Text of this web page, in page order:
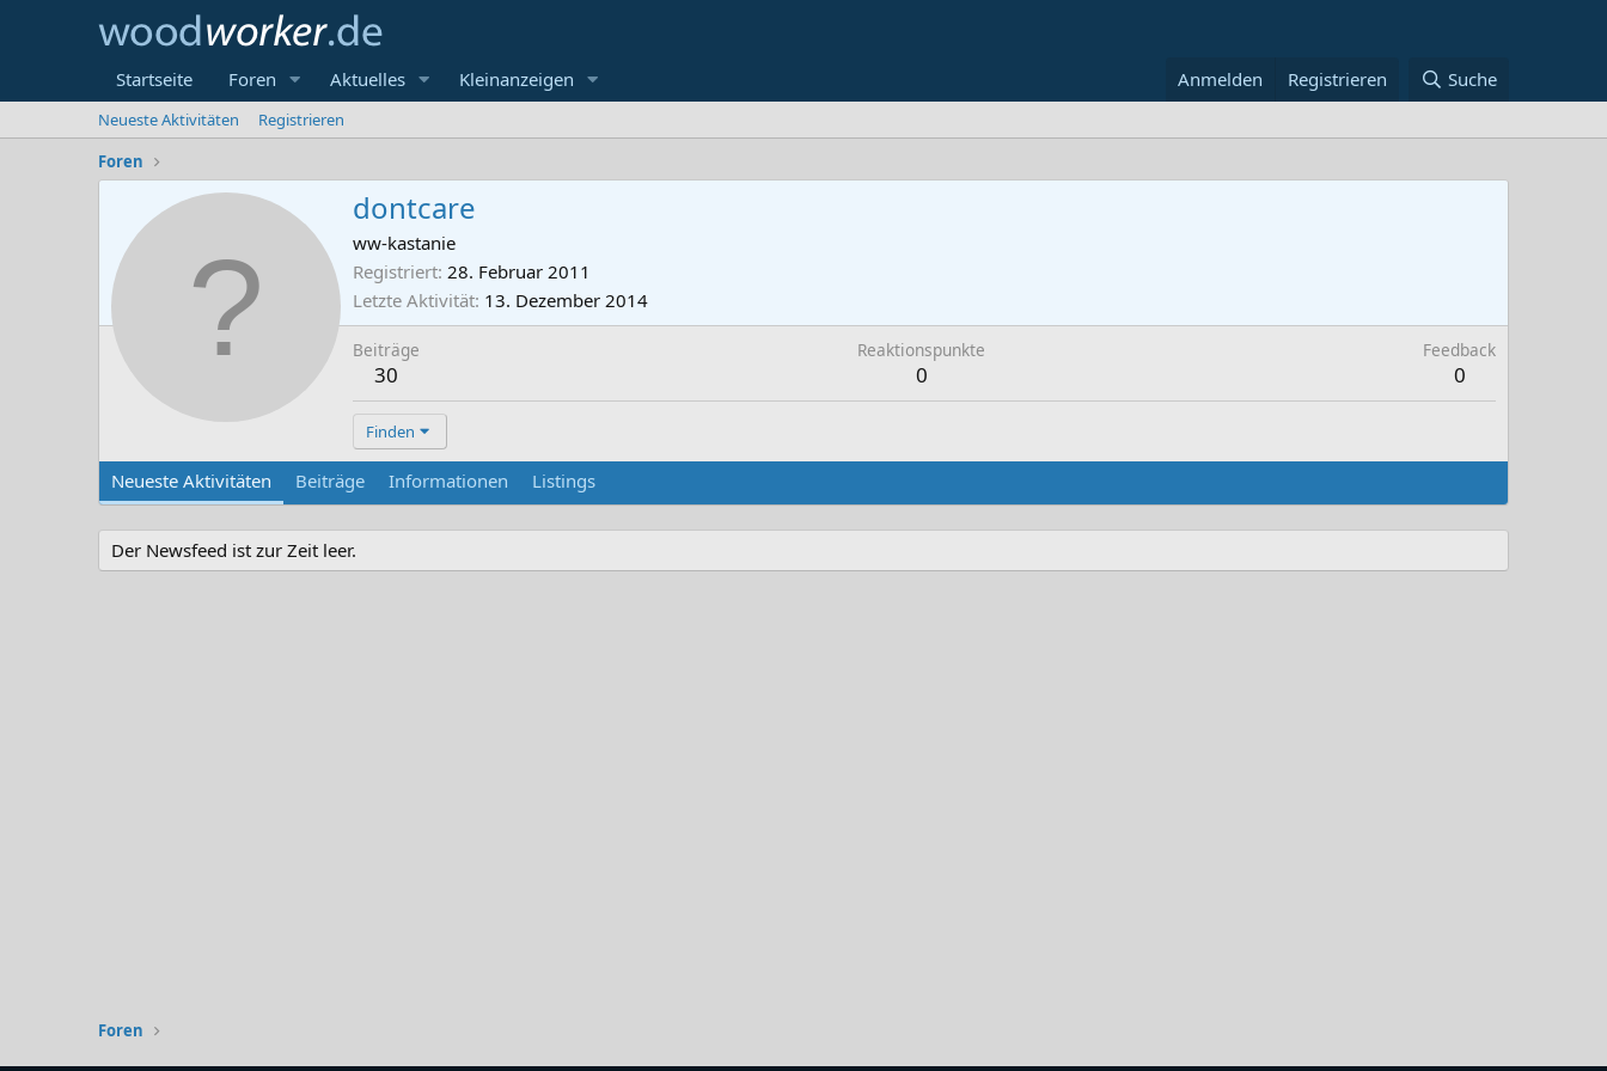
Startseite Foren Aktuelles Kleinanzeigen Anmelden Registrieren Suche
Neueste Aktivitäten
Registrieren
Foren
dontcare
ww-kastanie
Registriert 28. Februar 2011
Letzte Aktivität 13. Dezember 2014
Beiträge
30
Reaktionspunkte
0
Feedback
0
Finden
Neueste Aktivitäten Beiträge Informationen Listings
Der Newsfeed ist zur Zeit leer.
Foren